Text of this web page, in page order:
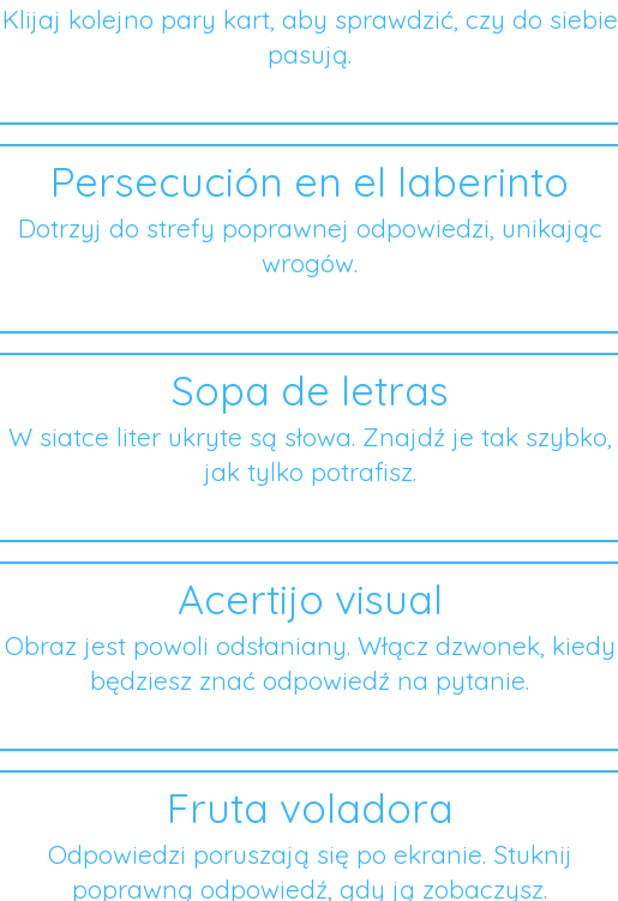
Klijaj kolejno pary kart, aby sprawdzić, czy do siebie
pasują.
Persecución en el laberinto
Dotrzyj do strefy poprawnej odpowiedzi, unikając
wrogów.
Sopa de letras
W siatce liter ukryte są słowa. Znajdź je tak szybko,
jak tylko potrafisz.
Acertijo visual
Obraz jest powoli odsłaniany. Włącz dzwonek, kiedy
będziesz znać odpowiedź na pytanie.
Fruta voladora
Odpowiedzi poruszają się po ekranie. Stuknij
poprawną odpowiedź, gdy ją zobaczysz.